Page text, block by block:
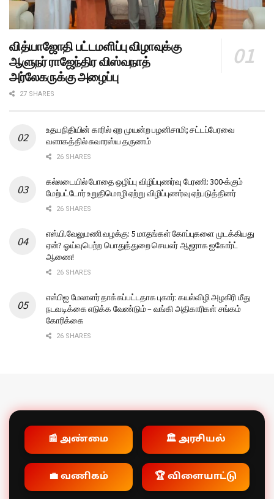
வித்யாஜோதி பட்டமளிப்பு விழாவுக்கு
ஆளுநர் ராஜேந்திர விஸ்வநாத்
அர்லேகருக்கு அழைப்பு
27 SHARES
உதயநிதியின் காரில் ஏற முயன்ற பழனிசாமி; சட்டப்பேரவை
வளாகத்தில் சுவாரஸ்ய தருணம்
26 SHARES
கல்லடையில் போதை ஒழிப்பு விழிப்புணர்வு பேரணி: 300-க்கும்
மேற்பட்டோர் உறுதிமொழி ஏற்று விழிப்புணர்வு ஏற்படுத்தினர்
26 SHARES
எஸ்.பி.வேலுமணி வழக்கு: 5 மாதங்கள் கோப்புகளை முடக்கியது
ஏன்? ஓய்வுபெற்ற பொதுத்துறை செயலர் ஆஜராக ஐகோர்ட்
ஆணை!
26 SHARES
எஸ்பிஐ மேலாளர் தாக்கப்பட்டதாக புகார்: கயல்விழி அழகிரி மீது
நடவடிக்கை எடுக்க வேண்டும் – வங்கி அதிகாரிகள் சங்கம்
கோரிக்கை
26 SHARES
📰 அண்மை 🏛️ அரசியல்
💼 வணிகம் 🏆 விளையாட்டு